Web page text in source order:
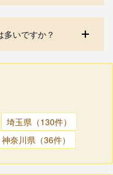
多いですか？
埼玉県（130件）
神奈川県（36件）